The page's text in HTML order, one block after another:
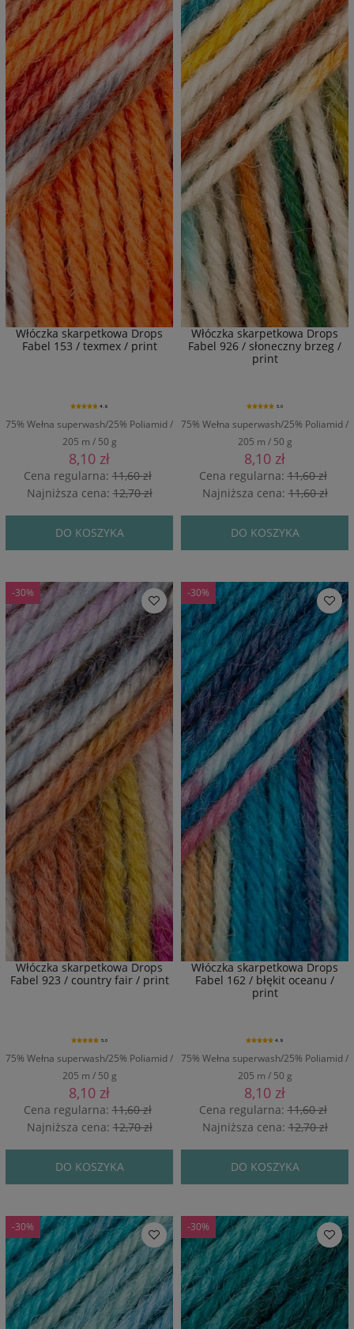
Włóczka skarpetkowa Drops
Fabel 153 / texmex / print
75% Wełna superwash/25% Poliamid /
205 m / 50 g
4.9
8,10 zł
Cena regularna:11,60 zł
Najniższa cena:12,70 zł
DO KOSZYKA
Włóczka skarpetkowa Drops
Fabel 926 / słoneczny brzeg /
print
75% Wełna superwash/25% Poliamid /
205 m / 50 g
5.0
8,10 zł
Cena regularna:11,60 zł
Najniższa cena:11,60 zł
DO KOSZYKA
Włóczka skarpetkowa Drops
Fabel 923 / country fair / print
75% Wełna superwash/25% Poliamid /
205 m / 50 g
5.0
8,10 zł
Cena regularna:11,60 zł
Najniższa cena:12,70 zł
DO KOSZYKA
-30%
Włóczka skarpetkowa Drops
Fabel 162 / błękit oceanu /
print
75% Wełna superwash/25% Poliamid /
205 m / 50 g
4.9
8,10 zł
Cena regularna:11,60 zł
Najniższa cena:12,70 zł
DO KOSZYKA
-30%
-30% -30%